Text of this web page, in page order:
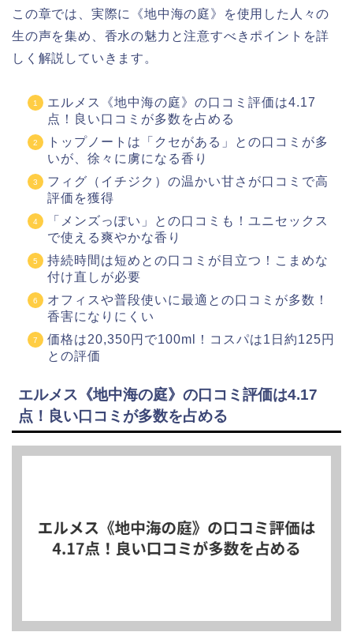
この章では、実際に《地中海の庭》を使用した人々の
生の声を集め、香水の魅力と注意すべきポイントを詳
しく解説していきます。
エルメス《地中海の庭》の口コミ評価は4.17
点！良い口コミが多数を占める
トップノートは「クセがある」との口コミが多
いが、徐々に虜になる香り
フィグ（イチジク）の温かい甘さが口コミで高
評価を獲得
「メンズっぽい」との口コミも！ユニセックス
で使える爽やかな香り
持続時間は短めとの口コミが目立つ！こまめな
付け直しが必要
オフィスや普段使いに最適との口コミが多数！
香害になりにくい
価格は20,350円で100ml！コスパは1日約125円
との評価
エルメス《地中海の庭》の口コミ評価は4.17
点！良い口コミが多数を占める